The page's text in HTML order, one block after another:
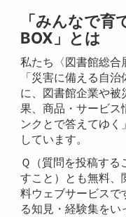
「みんなで育
BOX」とは
私たち〈図書館総合
「災害に備える自
に、図書館企業や
果、商品・サービス
ンクとで答えてゆ
しています。
Ｑ（質問を投稿す
すこと）とも無料、
料ウェブサービスで
る知見・経験集をい